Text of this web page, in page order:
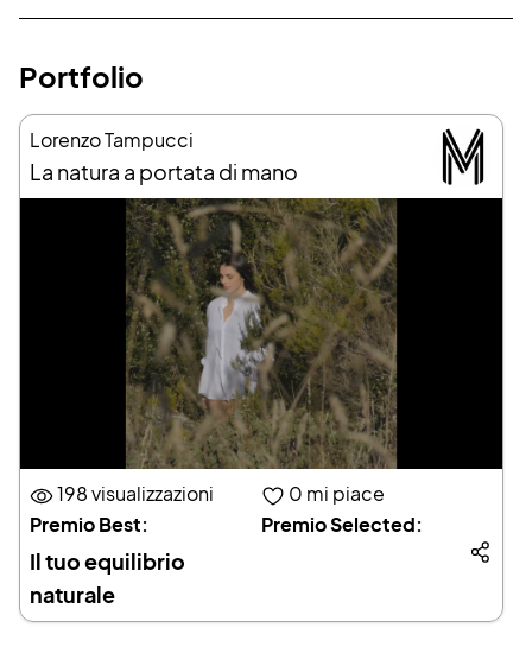
Portfolio
Lorenzo Tampucci
La natura a portata di mano
198 visualizzazioni 0 mi piace
Premio Best:
Premio Selected:
Il tuo equilibrio
naturale